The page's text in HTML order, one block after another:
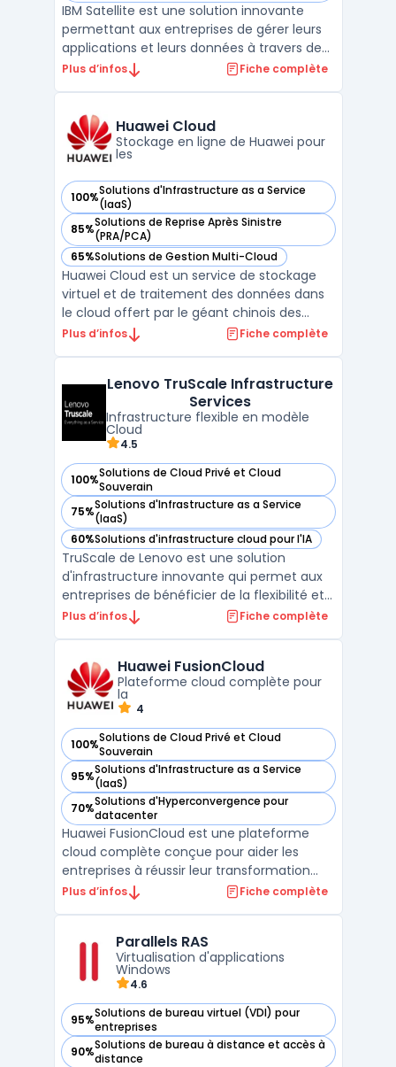
IBM Satellite est une solution innovante
permettant aux entreprises de gérer leurs
applications et leurs données à travers des
environnements cloud variés. Grâce à IBM
tout en conservant un contrôle centralisé.
Cet ...
Plus d’infos Fiche complète
Huawei Cloud
Stockage en ligne de Huawei pour
les
100%Solutions d'Infrastructure as a Service
(IaaS)
— voir Huawei Cloud dans cette catégorie
85%Solutions de Reprise Après Sinistre
(PRA/PCA)
— voir Huawei Cloud dans cette catégorie
65%Solutions de Gestion Multi-Cloud
— voir Huawei Cloud dans cette catégorie
Huawei Cloud est un service de stockage
virtuel et de traitement des données dans
le cloud offert par le géant chinois des
télécommunications, Huawei Technologies.
analyser leurs données à distance, en toute
sécurité et de ...
Plus d’infos Fiche complète
Lenovo TruScale Infrastructure
Services
Infrastructure flexible en modèle
Cloud
4.5
100%Solutions de Cloud Privé et Cloud
Souverain
— voir Lenovo TruScale Infrastructure Services dans cette
75%Solutions d'Infrastructure as a Service
(IaaS)
— voir Lenovo TruScale Infrastructure Services dans cette
60%Solutions d'infrastructure cloud pour l'IA
— voir Lenovo TruScale Infrastructure Services dans cette
TruScale de Lenovo est une solution
d'infrastructure innovante qui permet aux
entreprises de bénéficier de la flexibilité et
de l'évolutivité du Cloud tout en conservant
l'usage, TruScale offre une ...
Plus d’infos Fiche complète
Huawei FusionCloud
Plateforme cloud complète pour
la
4
100%Solutions de Cloud Privé et Cloud
Souverain
— voir Huawei FusionCloud dans cette catégorie
95%Solutions d'Infrastructure as a Service
(IaaS)
— voir Huawei FusionCloud dans cette catégorie
70%Solutions d'Hyperconvergence pour
datacenter
— voir Huawei FusionCloud dans cette catégorie
Huawei FusionCloud est une plateforme
cloud complète conçue pour aider les
entreprises à réussir leur transformation
digitale. Elle intègre une suite de services
disponibilité élevée et une sécurité
renforcée des données critiqu ...
Plus d’infos Fiche complète
Parallels RAS
Virtualisation d'applications
Windows
4.6
95%Solutions de bureau virtuel (VDI) pour
entreprises
— voir Parallels RAS dans cette catégorie
90%Solutions de bureau à distance et accès à
distance
— voir Parallels RAS dans cette catégorie